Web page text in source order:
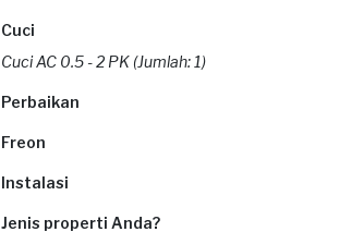
Cuci
Cuci AC 0.5 - 2 PK (Jumlah: 1)
Perbaikan
Freon
Instalasi
Jenis properti Anda?